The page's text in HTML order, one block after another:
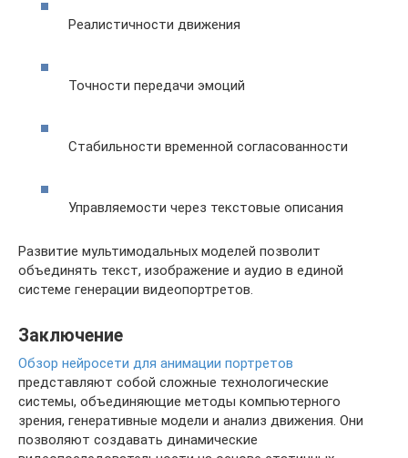
Реалистичности движения
Точности передачи эмоций
Стабильности временной согласованности
Управляемости через текстовые описания
Развитие мультимодальных моделей позволит
объединять текст, изображение и аудио в единой
системе генерации видеопортретов.
Заключение
Обзор нейросети для анимации портретов
представляют собой сложные технологические
системы, объединяющие методы компьютерного
зрения, генеративные модели и анализ движения. Они
позволяют создавать динамические